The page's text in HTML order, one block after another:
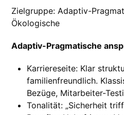
Zielgruppe: Adaptiv-
Ökologische
Adaptiv-Pragmatische
Karriereseite: Klar
familienfreundlich.
Bezüge, Mitarbeiter-
Tonalität: „Sicherheit